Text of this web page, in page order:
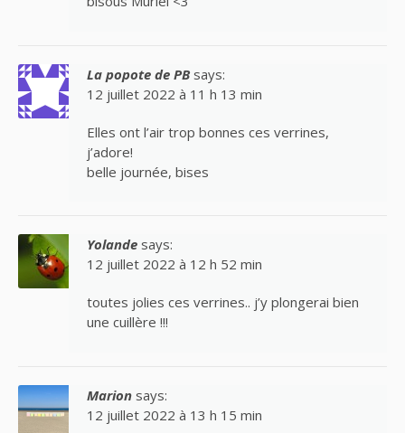
La popote de PB says:
12 juillet 2022 à 11 h 13 min
Elles ont l’air trop bonnes ces verrines,
j’adore!
belle journée, bises
Yolande says:
12 juillet 2022 à 12 h 52 min
toutes jolies ces verrines.. j’y plongerai bien
une cuillère !!!
Marion says:
12 juillet 2022 à 13 h 15 min